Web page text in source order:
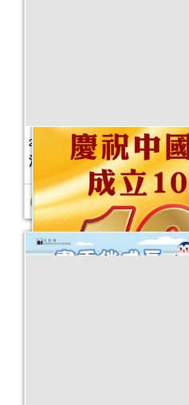
2026年故事天地 (1-6月)
活動日期：2026年01月03日